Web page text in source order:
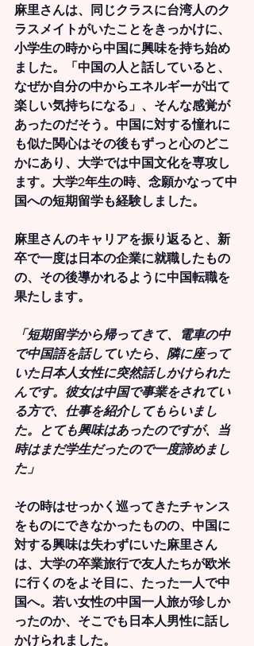
麻里さんは、同じクラスに台湾人のク
ラスメイトがいたことをきっかけに、
小学生の時から中国に興味を持ち始め
ました。「中国の人と話していると、
なぜか自分の中からエネルギーが出て
楽しい気持ちになる」、そんな感覚が
あったのだそう。中国に対する憧れに
も似た関心はその後もずっと心のどこ
かにあり、大学では中国文化を専攻し
ます。大学2年生の時、念願かなって中
国への短期留学も経験しました。
麻里さんのキャリアを振り返ると、新
卒で一度は日本の企業に就職したもの
の、その後導かれるように中国転職を
果たします。
「短期留学から帰ってきて、電車の中
で中国語を話していたら、隣に座って
いた日本人女性に突然話しかけられた
んです。彼女は中国で事業をされてい
る方で、仕事を紹介してもらいまし
た。とても興味はあったのですが、当
時はまだ学生だったので一度諦めまし
た」
その時はせっかく巡ってきたチャンス
をものにできなかったものの、中国に
対する興味は失わずにいた麻里さん
は、大学の卒業旅行で友人たちが欧米
に行くのをよそ目に、たった一人で中
国へ。若い女性の中国一人旅が珍しか
ったのか、そこでも日本人男性に話し
かけられました。